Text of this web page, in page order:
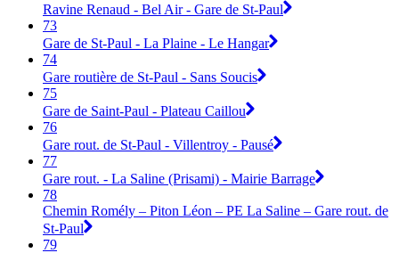
Ravine Renaud - Bel Air - Gare de St-Paul
73
Gare de St-Paul - La Plaine - Le Hangar
74
Gare routière de St-Paul - Sans Soucis
75
Gare de Saint-Paul - Plateau Caillou
76
Gare rout. de St-Paul - Villentroy - Pausé
77
Gare rout. - La Saline (Prisami) - Mairie Barrage
78
Chemin Romély – Piton Léon – PE La Saline – Gare rout. de
St-Paul
79